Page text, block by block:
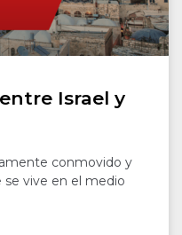
Israel y
conmovido y
se vive en el medio